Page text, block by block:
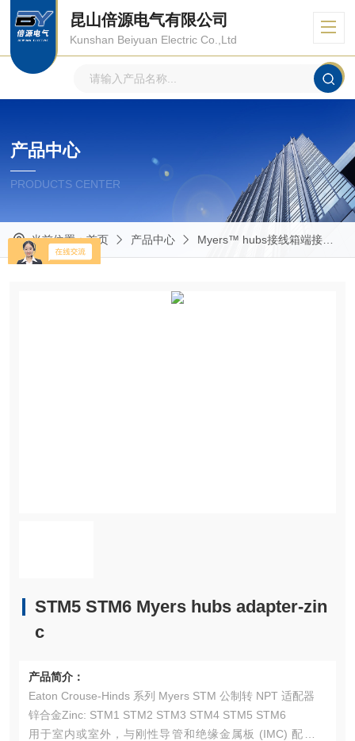
昆山倍源电气有限公司
Kunshan Beiyuan Electric Co.,Ltd
产品中心
PRODUCTS CENTER
当前位置：首页 产品中心 Myers™ hubs接线箱端接头
STM5 STM6 Myers hubs adapter-zin
c
产品简介：
Eaton Crouse-Hinds 系列 Myers STM 公制转 NPT 适配器
锌合金Zinc: STM1 STM2 STM3 STM4 STM5 STM6
用于室内或室外，与刚性导管和绝缘金属板 (IMC) 配合使